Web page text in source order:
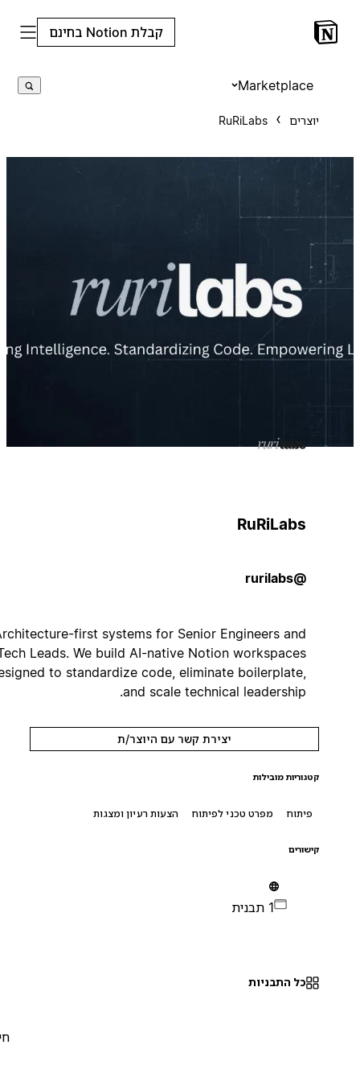
קבלת Notion בחינם
Marketplace
RuRiLabs
RuRiLabs
Architecture-first systems for Senior Engineers and
Tech Leads. We build AI-native Notion workspaces
designed to standardize code, eliminate boilerplate,
and scale technical leadership.
יצירת קשר עם היוצר/ת
קטגוריות מובילות
מפרט טכני לפיתוח הצעות רעיון ומצגות
כל התבניות
0